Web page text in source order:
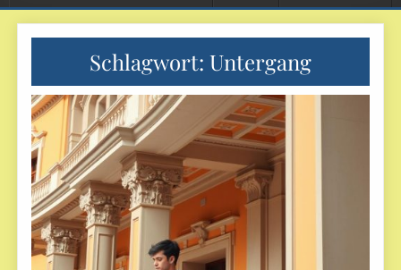
Schlagwort: Untergang